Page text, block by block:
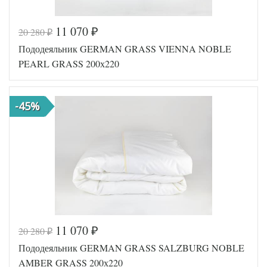
Код товара
561-780
Артикул
GG-63200
220
Ткань
Сатин
Размер
пододеяльника
200х220
Производитель
Код товара
561-818
Артикул
GG-70200
220
20 280₽ 11 070 ₽
Пододеяльник GERMAN GRASS VIENNA NOBLE
PEARL GRASS 200х220
-45%
20 280₽ 11 070 ₽
Пододеяльник GERMAN GRASS SALZBURG NOBLE
AMBER GRASS 200х220